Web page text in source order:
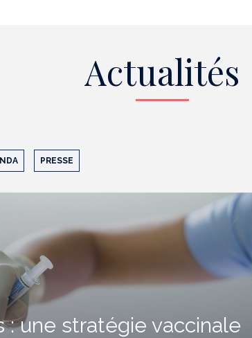
Actualités
PRESSE
: une stratégie vaccinale